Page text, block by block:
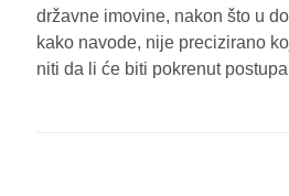
državne imovine, nakon što u
kako navode, nije precizirano
niti da li će biti pokrenut